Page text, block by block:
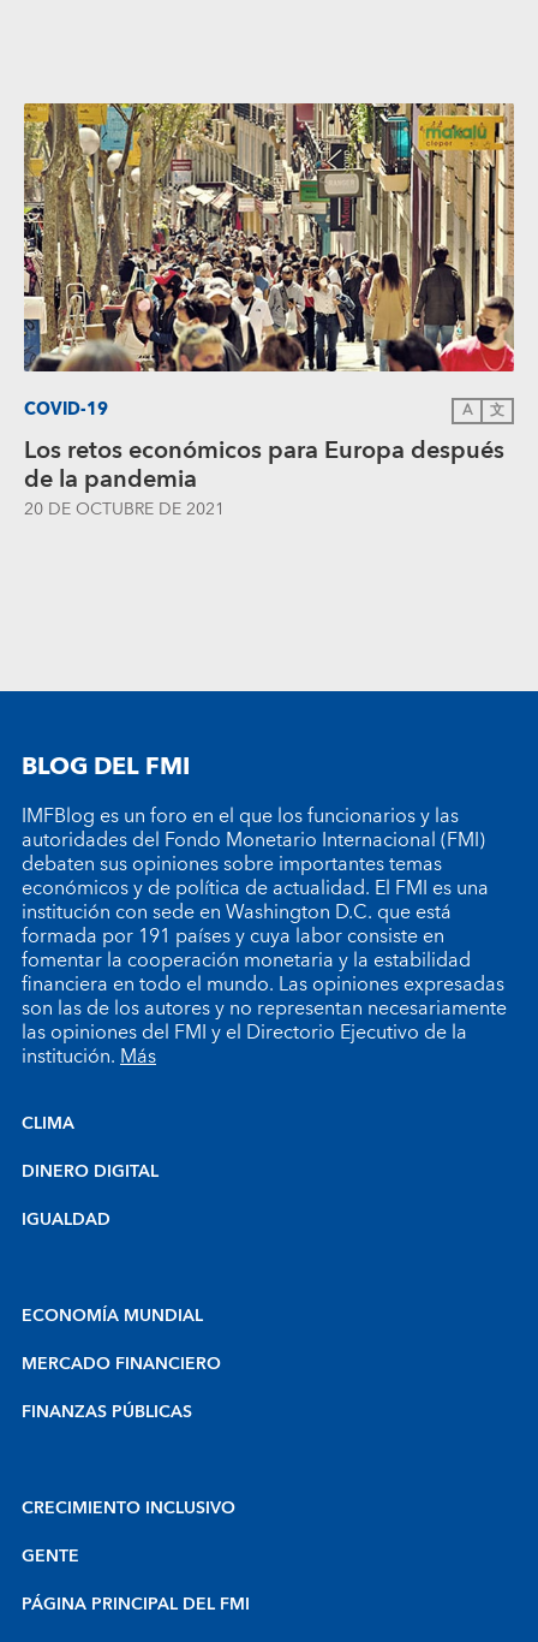
COVID-19 A 文
Los retos económicos para Europa después
de la pandemia
20 DE OCTUBRE DE 2021
BLOG DEL FMI
IMFBlog es un foro en el que los funcionarios y las
autoridades del Fondo Monetario Internacional (FMI)
debaten sus opiniones sobre importantes temas
económicos y de política de actualidad. El FMI es una
institución con sede en Washington D.C. que está
formada por 191 países y cuya labor consiste en
fomentar la cooperación monetaria y la estabilidad
financiera en todo el mundo. Las opiniones expresadas
son las de los autores y no representan necesariamente
las opiniones del FMI y el Directorio Ejecutivo de la
institución.Más
CLIMA
DINERO DIGITAL
IGUALDAD
ECONOMÍA MUNDIAL
MERCADO FINANCIERO
FINANZAS PÚBLICAS
CRECIMIENTO INCLUSIVO
GENTE
PÁGINA PRINCIPAL DEL FMI